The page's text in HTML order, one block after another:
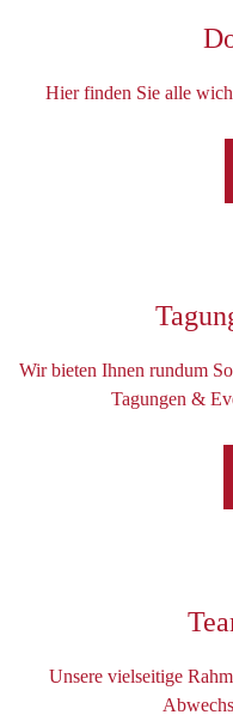
Hier finden Sie alle
Wir bieten Ihnen rundum
Tagungen &
Unsere vielseitige